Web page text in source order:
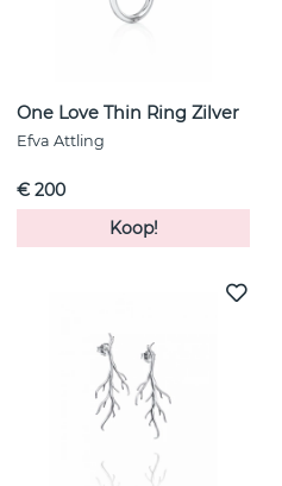
One Love Thin Ring Zilver
Efva Attling
€ 200
Koop!